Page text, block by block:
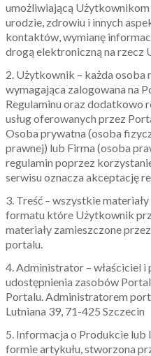
umożliwiającą
urodzie, zdrowiu i innych
kontaktów, wymianę
drogą elektroniczną na rzecz
2. Użytkownik – każda osoba
wymagająca zalogowana na
Regulaminu oraz dodatkowo
usług oferowanych przez
Osoba prywatna (osoba
prawnej) lub Firma (osoba
regulamin poprzez
serwisu oznacza akceptację
3. Treść – wszystkie
formatu które Użytkownik
materiały zamieszczone
portalu.
4. Administrator – właściciel i
udostępnienia zasobów
Portalu. Administratorem
Lutniana 39, 71-425 Szczecin
5. Informacja o Produkcie lub
formie artykułu, stworzona